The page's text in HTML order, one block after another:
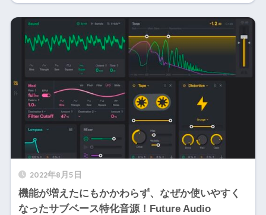
2022年8月5日
機能が増えたにもかかわらず、なぜか使いやすく
なったサブベース特化音源！Future Audio